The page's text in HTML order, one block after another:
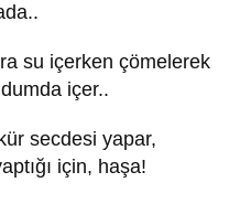
su içerken çömelerek
içer..
secdesi yapar,
için, haşa!